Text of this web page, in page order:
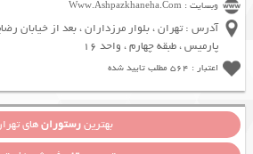
وبسایت : Www.Ashpazkhaneha.Com
پارمیس ، طبقه چهارم ، واحد 16
اعتبار : 564 مطلب تایید شده
بهترینرستورانهای